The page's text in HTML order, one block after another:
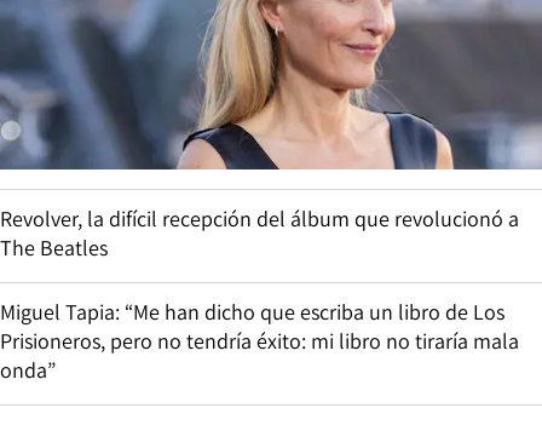
Revolver, la difícil recepción del álbum que revolucionó a
The Beatles
Miguel Tapia: “Me han dicho que escriba un libro de Los
Prisioneros, pero no tendría éxito: mi libro no tiraría mala
onda”